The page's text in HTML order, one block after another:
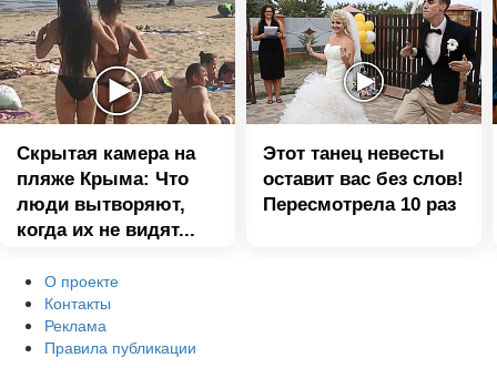
Скрытая камера на
пляже Крыма: Что
люди вытворяют,
когда их не видят...
Этот танец невесты
оставит вас без слов!
Пересмотрела 10 раз
О проекте
Контакты
Реклама
Правила публикации